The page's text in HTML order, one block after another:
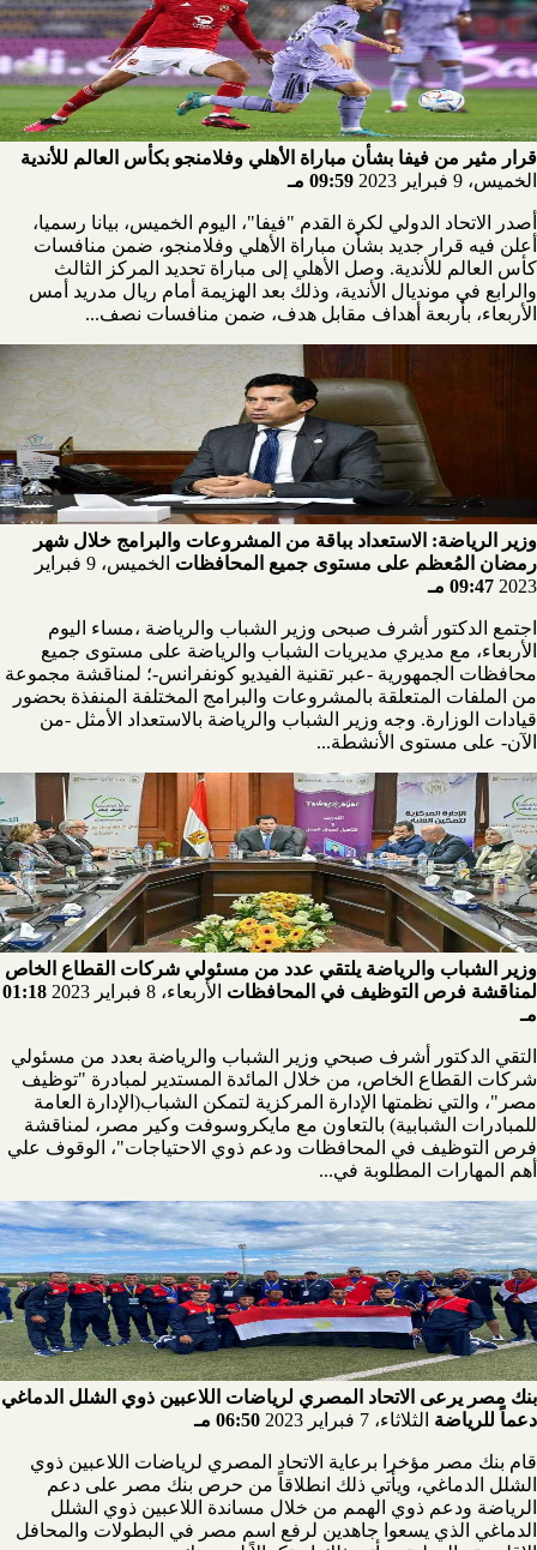
قرار مثير من فيفا بشأن مباراة الأهلي وفلامنجو بكأس العالم للأندية
الخميس، 9 فبراير 2023
09:59 مـ
أصدر الاتحاد الدولي لكرة القدم "فيفا"، اليوم الخميس، بيانا رسميا،
أعلن فيه قرار جديد بشأن مباراة الأهلي وفلامنجو، ضمن منافسات
كأس العالم للأندية. وصل الأهلي إلى مباراة تحديد المركز الثالث
والرابع في مونديال الأندية، وذلك بعد الهزيمة أمام ريال مدريد أمس
الأربعاء، بأربعة أهداف مقابل هدف، ضمن منافسات نصف...
وزير الرياضة: الاستعداد بباقة من المشروعات والبرامج خلال شهر
رمضان المُعظم على مستوى جميع المحافظات
الخميس، 9 فبراير
2023 09:47 مـ
اجتمع الدكتور أشرف صبحى وزير الشباب والرياضة ،مساء اليوم
الأربعاء، مع مديري مديريات الشباب والرياضة على مستوى جميع
محافظات الجمهورية -عبر تقنية الفيديو كونفرانس-؛ لمناقشة مجموعة
من الملفات المتعلقة بالمشروعات والبرامج المختلفة المنفذة بحضور
قيادات الوزارة. وجه وزير الشباب والرياضة بالاستعداد الأمثل -من
الآن- على مستوى الأنشطة...
وزير الشباب والرياضة يلتقي عدد من مسئولي شركات القطاع الخاص
لمناقشة فرص التوظيف في المحافظات الأربعاء، 8 فبراير 2023
01:18
مـ
التقي الدكتور أشرف صبحي وزير الشباب والرياضة بعدد من مسئولي
شركات القطاع الخاص، من خلال المائدة المستدير لمبادرة "توظيف
مصر"، والتي نظمتها الإدارة المركزية لتمكن الشباب(الإدارة العامة
للمبادرات الشبابية) بالتعاون مع مايكروسوفت وكير مصر، لمناقشة
فرص التوظيف في المحافظات ودعم ذوي الاحتياجات"، الوقوف علي
أهم المهارات المطلوبة في...
بنك مصر يرعى الاتحاد المصري لرياضات اللاعبين ذوي الشلل الدماغي
دعماً للرياضة الثلاثاء، 7 فبراير 2023 06:50 مـ
قام بنك مصر مؤخرا برعاية الاتحاد المصري لرياضات اللاعبين ذوي
الشلل الدماغي، ويأتي ذلك انطلاقاً من حرص بنك مصر على دعم
الرياضة ودعم ذوي الهمم من خلال مساندة اللاعبين ذوي الشلل
الدماغي الذي يسعوا جاهدين لرفع اسم مصر في البطولات والمحافل